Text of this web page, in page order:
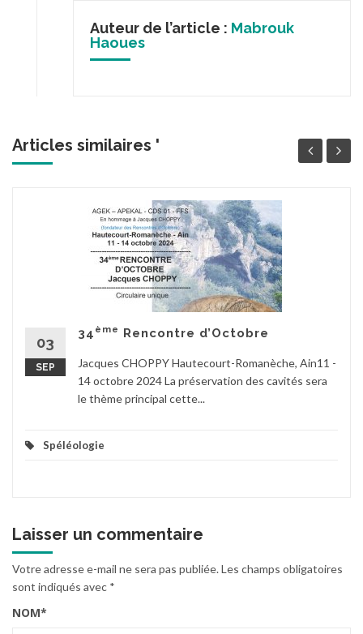
Auteur de l’article : Mabrouk
Haoues
Articles similaires '
03
SEP
34 ème Rencontre d’Octobre
Jacques CHOPPY Hautecourt-Romanèche, Ain11 -
14 octobre 2024 La préservation des cavités sera
le thème principal cette...
Spéléologie
Laisser un commentaire
Votre adresse e-mail ne sera pas publiée.Les champs obligatoires
sont indiqués avec *
NOM*